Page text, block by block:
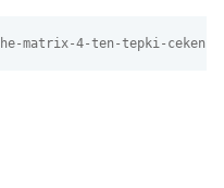
the-matrix-4-ten-tepki-